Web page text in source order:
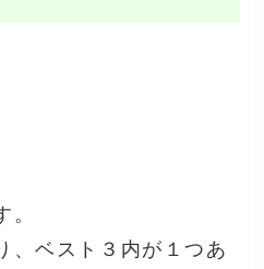
。
、ベスト３内が１つあ